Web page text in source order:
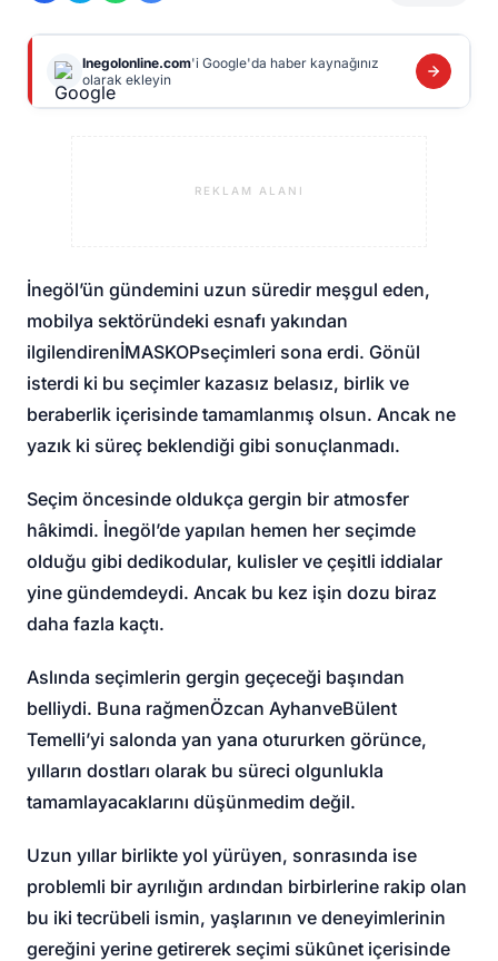
Inegolonline.com'i Google'da haber kaynağınız
olarak ekleyin
REKLAM ALANI
İnegöl’ün gündemini uzun süredir meşgul eden,
mobilya sektöründeki esnafı yakından
ilgilendirenİMASKOPseçimleri sona erdi. Gönül
isterdi ki bu seçimler kazasız belasız, birlik ve
beraberlik içerisinde tamamlanmış olsun. Ancak ne
yazık ki süreç beklendiği gibi sonuçlanmadı.
Seçim öncesinde oldukça gergin bir atmosfer
hâkimdi. İnegöl’de yapılan hemen her seçimde
olduğu gibi dedikodular, kulisler ve çeşitli iddialar
yine gündemdeydi. Ancak bu kez işin dozu biraz
daha fazla kaçtı.
Aslında seçimlerin gergin geçeceği başından
belliydi. Buna rağmenÖzcan AyhanveBülent
Temelli’yi salonda yan yana otururken görünce,
yılların dostları olarak bu süreci olgunlukla
tamamlayacaklarını düşünmedim değil.
Uzun yıllar birlikte yol yürüyen, sonrasında ise
problemli bir ayrılığın ardından birbirlerine rakip olan
bu iki tecrübeli ismin, yaşlarının ve deneyimlerinin
gereğini yerine getirerek seçimi sükûnet içerisinde